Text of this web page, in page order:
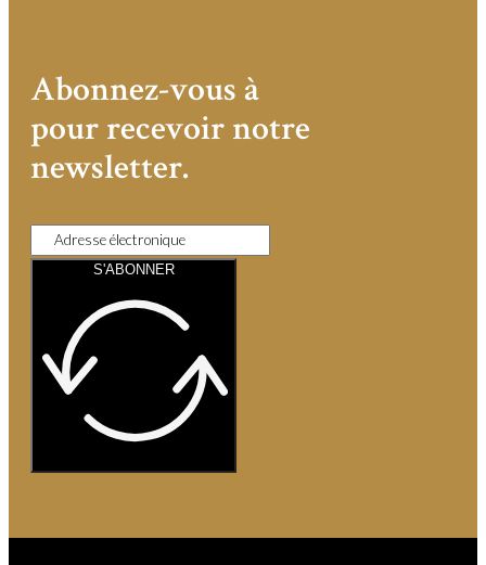
Abonnez-vous à
pour recevoir notre
newsletter.
S'ABONNER